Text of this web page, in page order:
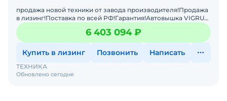
продажа новой техники от завода производителя!Продажа
в лизинг!Поставка по всей РФ!Гарантия!Автовышка VIGRUS
GKS30Модель оснащена дизельным двигателем
мощностью
6 403 094 ₽
Купить в лизинг Позвонить Написать
Обновлено сегодня
ТЕХНИКА